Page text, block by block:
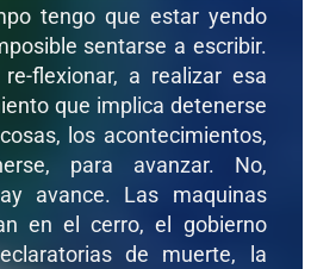
tengo que estar yendo
sentarse a escribir.
flexionar, a realizar esa
que implica detenerse
los acontecimientos,
para avanzar. No,
avance. Las maquinas
en el cerro, el gobierno
de muerte, la